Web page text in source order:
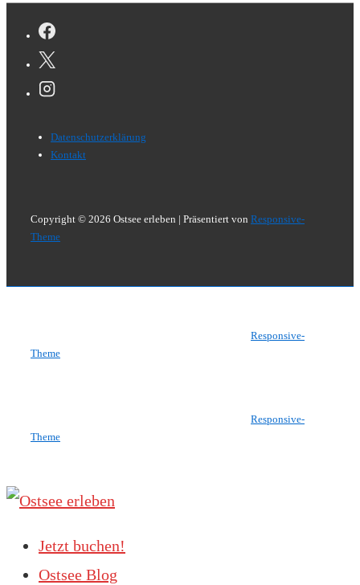
Footer-
Menü
Datenschutzerklärung
Kontakt
Copyright © 2026 Ostsee erleben | Präsentiert von Responsive-
Theme
Responsive-
Theme
Responsive-
Theme
Jetzt buchen!
Ostsee Blog